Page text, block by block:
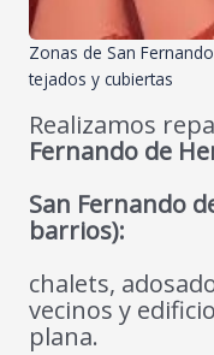
Zonas de San
tejados y cubiertas
Realizamos
Fernando de
San Fernando
barrios):
chalets,
vecinos y
plana.